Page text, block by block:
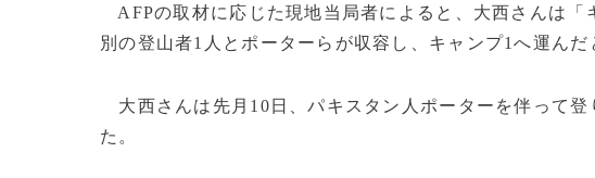
AFPの取材に応じた現地当局者によると、大西さんは「
別の登山者1人とポーターらが収容し、キャンプ1へ運んだ
大西さんは先月10日、パキスタン人ポーターを伴って
た。